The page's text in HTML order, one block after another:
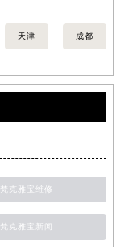
天津 成都
梵克雅宝维修
梵克雅宝新闻